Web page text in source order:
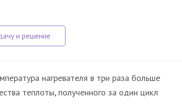
нагревателя в три раза больше
теплоты, полученного за один цикл